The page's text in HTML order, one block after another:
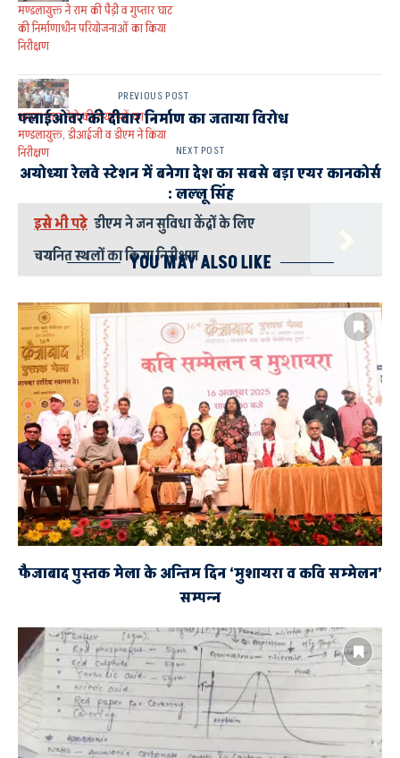
मण्डलायुक्त ने राम की पैड़ी व गुप्तार घाट
की निर्माणाधीन परियोजनाओं का किया
निरीक्षण
श्रावण मास मेले की तैयारियों का
मण्डलायुक्त, डीआईजी व डीएम ने किया
निरीक्षण
इसे भी पढ़े डीएम ने जन सुविधा केंद्रों के लिए
चयनित स्थलों का किया निरीक्षण
AYODHYA मण्डलायुक्त गौरव दयाल
मर्यादा पुरुषोत्तम श्रीराम अंतरराष्ट्रीय एयरपोर्ट स्थलीय निरीक्षण
PREVIOUS POST
फ्लाईओवर की दीवार निर्माण का जताया विरोध
NEXT POST
अयोध्या रेलवे स्टेशन में बनेगा देश का सबसे बड़ा एयर कानकोर्स
: लल्लू सिंह
YOU MAY ALSO LIKE
फैजाबाद पुस्तक मेला के अन्तिम दिन ‘मुशायरा व कवि सम्मेलन’
सम्पन्न